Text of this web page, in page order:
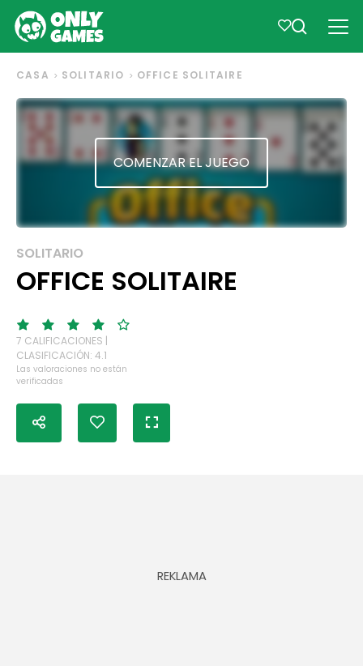
CASA SOLITARIO OFFICE SOLITAIRE
COMENZAR EL JUEGO
SOLITARIO
OFFICE SOLITAIRE
7 CALIFICACIONES |
CLASIFICACIÓN: 4.1
Las valoraciones no están
verificadas